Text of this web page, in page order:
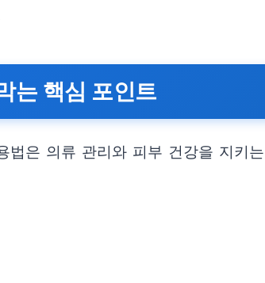
는 핵심 포인트
은 의류 관리와 피부 건강을 지키